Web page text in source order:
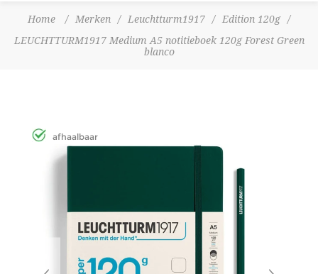
Home / Merken / Leuchtturm1917 / Edition 120g
/
LEUCHTTURM1917 Medium A5 notitieboek 120g Forest Green
blanco
afhaalbaar